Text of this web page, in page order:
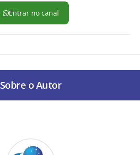
Entrar no canal
Sobre o Autor